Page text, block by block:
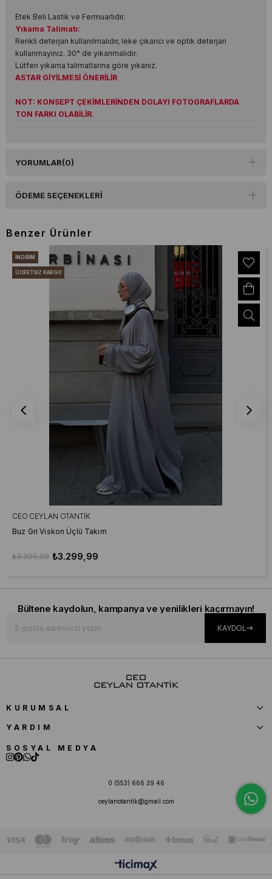
Etek Beli Lastik ve Fermuarlıdır.
Yıkama Talimatı:
Renkli deterjan kullanılmalıdır, leke çıkarıcı ve optik deterjan
kullanmayınız. 30° de yıkanmalıdır.
Lütfen yıkama talimatlarına göre yıkanız.
ASTAR GİYİLMESİ ÖNERİLİR
NOT: KONSEPT ÇEKİMLERİNDEN DOLAYI FOTOGRAFLARDA
TON FARKI OLABİLİR.
YORUMLAR(0)
ÖDEME SEÇENEKLERI
Benzer Ürünler
CEO CEYLAN OTANTIK
Buz Gri Viskon Üçlü Takım
₺3.299,99
₺3.399,99
İNDIRIM
ÜCRETSIZ KARGO
Bültene kaydolun, kampanya ve yenilikleri kaçırmayın!
KAYDOL
KURUMSAL
YARDIM
SOSYAL MEDYA
0 (553) 666 39 46
ceylanotantik@gmail.com